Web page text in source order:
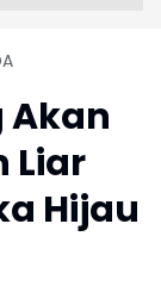
Akan
Liar
Hijau